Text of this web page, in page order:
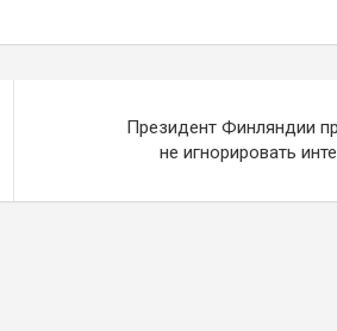
Президент Финляндии
не игнорировать